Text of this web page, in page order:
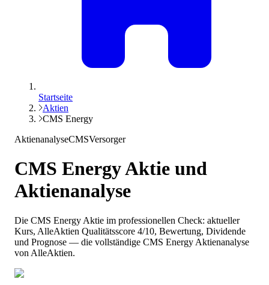
Startseite
Aktien
CMS Energy
AktienanalyseCMSVersorger
CMS EnergyAktie und
Aktienanalyse
Die CMS Energy Aktie im professionellen Check: aktueller
Kurs, AlleAktien Qualitätsscore 4/10, Bewertung, Dividende
und Prognose — die vollständige CMS Energy Aktienanalyse
von AlleAktien.